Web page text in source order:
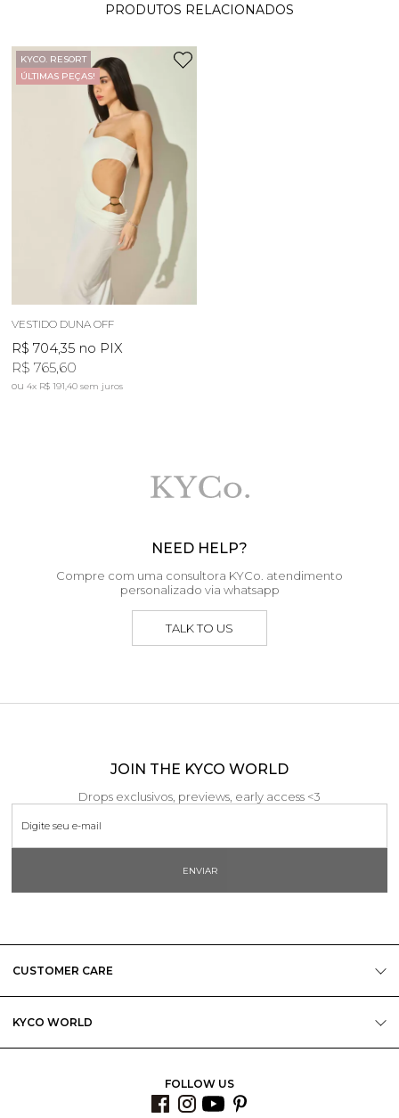
PRODUTOS RELACIONADOS
KYCO. RESORT
ÚLTIMAS PEÇAS!
VESTIDO DUNA OFF
R$ 704,35 no PIX
R$ 765,60
4x R$ 191,40sem juros
NEED HELP?
Compre com uma consultora KYCo. atendimento
personalizado via whatsapp
TALK TO US
JOIN THE KYCO WORLD
Drops exclusivos, previews, early access <3
ENVIAR
CUSTOMER CARE
KYCO WORLD
FOLLOW US